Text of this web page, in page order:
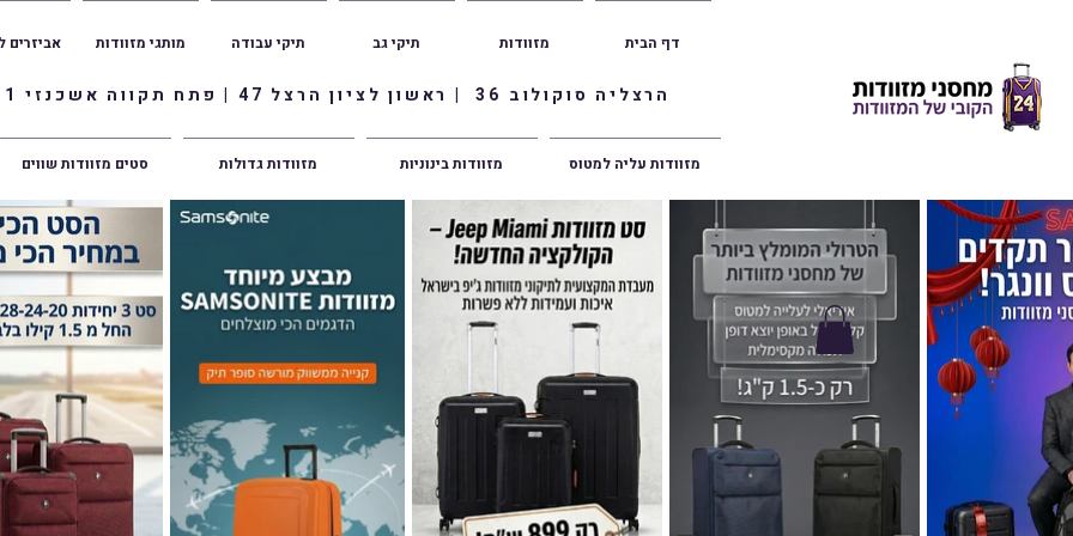
הרצליה סוקולוב 36 | ראשון לציון הרצל 47 | פתח תקווה אשכנזי 1
אביזרים מותגי מזוודות תיקי עבודה תיקי גב מזוודות דף הבית
סטים מזוודות שווים מזוודות גדולות מזוודות בינוניות מזוודות עליה למטוס